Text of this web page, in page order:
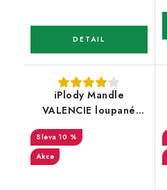
iPlody Mandle
VALENCIE loupané
pražené solené s chilli
1 kg
10 %
Akce